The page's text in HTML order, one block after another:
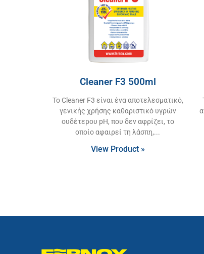
Cleaner F3 500ml
Το Cleaner F3 είναι ένα αποτελεσματικό,
γενικής χρήσης καθαριστικό υγρών
ουδέτερου pH, που δεν αφρίζει, το
οποίο αφαιρεί τη λάσπη,
View Product »